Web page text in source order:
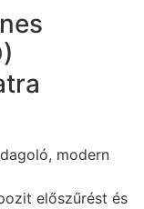
modern
előszűrést és